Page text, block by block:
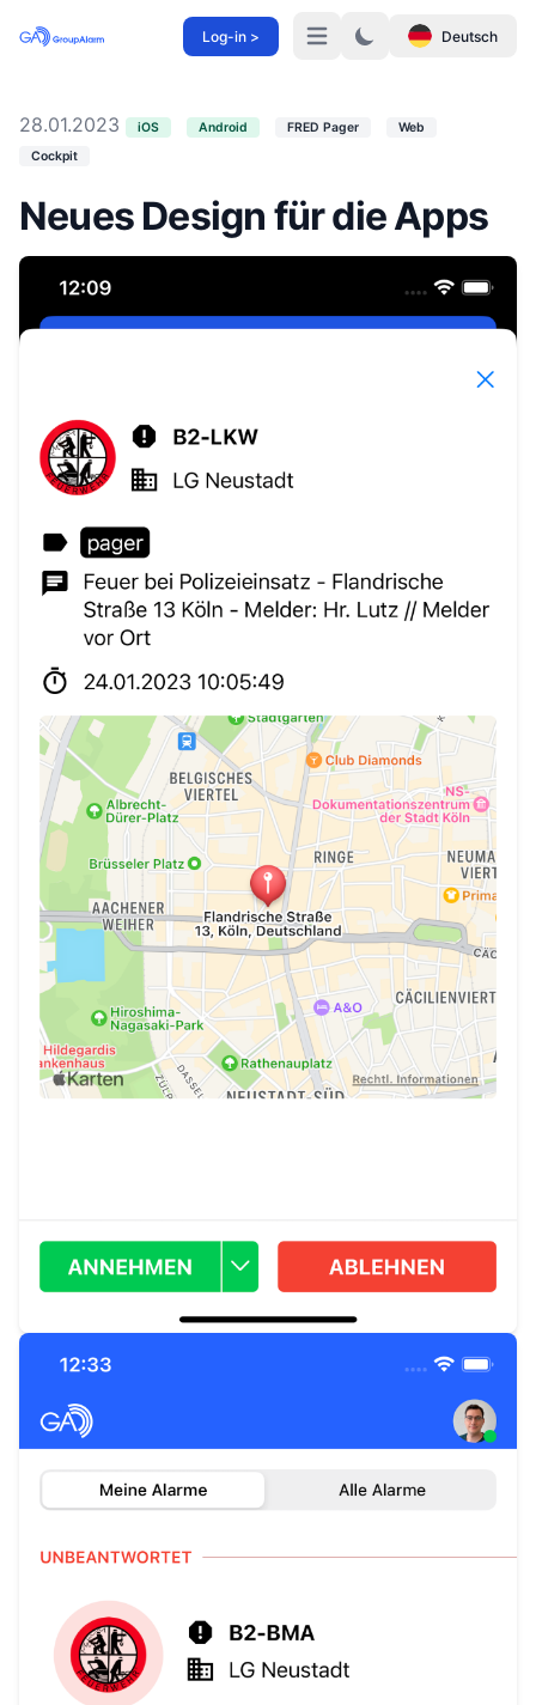
Log-in > Menü Deutsch
28.01.2023 iOS Android FRED Pager
Web
Cockpit
Neues Design für die Apps